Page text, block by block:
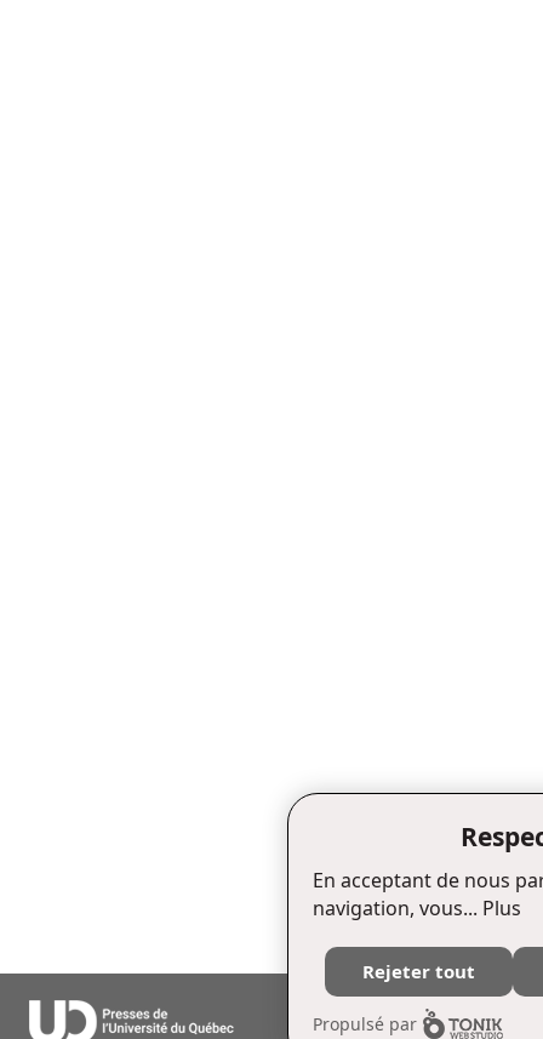
Édifice Fleurie, 480, de La Chapelle,
Tél. : (418) 657-4399 Téléc. : (418)
En acceptant de nous
navigation, vous... Plus
Rejeter tout
Propulsé par